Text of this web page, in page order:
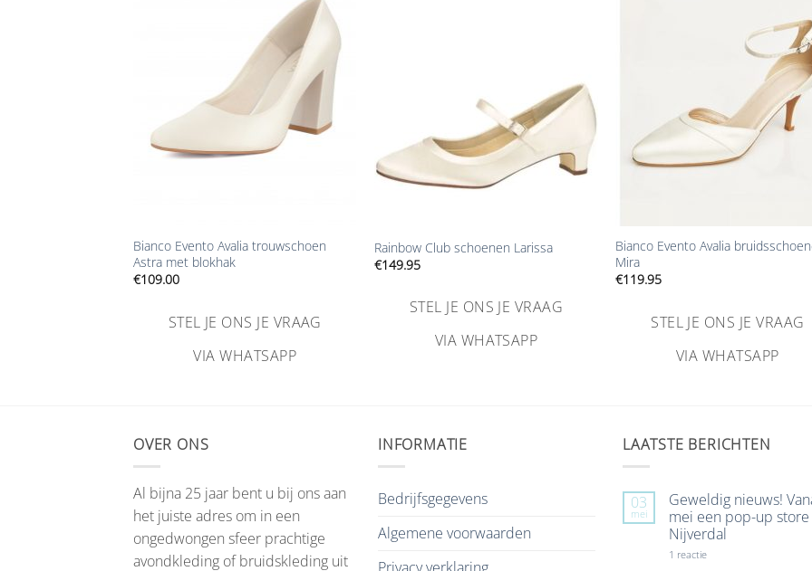
Aan
verlanglijst
toevoegen
Bianco Evento Avalia trouwschoen
Astra met blokhak
€109.00
STEL JE ONS JE VRAAG
VIA WHATSAPP
Rainbow Club schoenen Larissa
€149.95
STEL JE ONS JE VRAAG
VIA WHATSAPP
Bianco Evento Avalia
Mira
€119.95
STEL JE ONS JE VRAAG
VIA WHATSAPP
OVER ONS
Al bijna 25 jaar bent u bij ons aan
het juiste adres om in een
ongedwongen sfeer prachtige
avondkleding of bruidskleding uit
INFORMATIE
Bedrijfsgegevens
Algemene voorwaarden
LAATSTE BERICHTEN
03
mei
Geweldig nieuws!
mei een pop-up store
Nijverdal
1 reactieop